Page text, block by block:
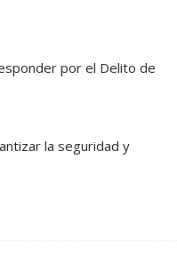
por el Delito de
la seguridad y